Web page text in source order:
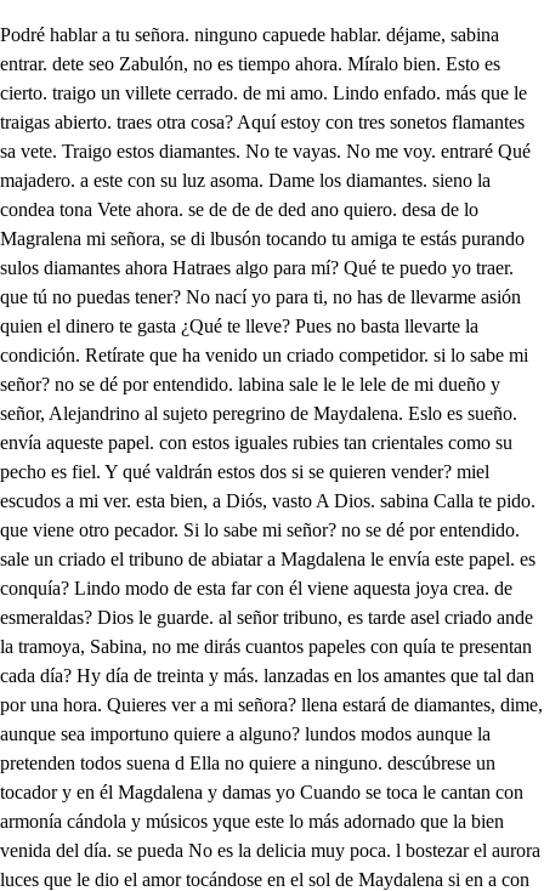
Podré hablar a tu señora. ninguno capuede hablar. déjame, sabina entrar. dete seo Zabulón, no es tiempo ahora. Míralo bien. Esto es cierto. traigo un villete cerrado. de mi amo. Lindo enfado. más que le traigas abierto. traes otra cosa? Aquí estoy con tres sonetos flamantes sa vete. Traigo estos diamantes. No te vayas. No me voy. entraré Qué majadero. a este con su luz asoma. Dame los diamantes. sieno la condea tona Vete ahora. se de de de ded ano quiero. desa de lo Magralena mi señora, se di lbusón tocando tu amiga te estás purando sulos diamantes ahora Hatraes algo para mí? Qué te puedo yo traer. que tú no puedas tener? No nací yo para ti, no has de llevarme asión quien el dinero te gasta ¿Qué te lleve? Pues no basta llevarte la condición. Retírate que ha venido un criado competidor. si lo sabe mi señor? no se dé por entendido. labina sale le le lele de mi dueño y señor, Alejandrino al sujeto peregrino de Maydalena. Eslo es sueño. envía aqueste papel. con estos iguales rubies tan crientales como su pecho es fiel. Y qué valdrán estos dos si se quieren vender? miel escudos a mi ver. esta bien, a Diós, vasto A Dios. sabina Calla te pido. que viene otro pecador. Si lo sabe mi señor? no se dé por entendido. sale un criado el tribuno de abiatar a Magdalena le envía este papel. es conquía? Lindo modo de esta far con él viene aquesta joya crea. de esmeraldas? Dios le guarde. al señor tribuno, es tarde asel criado ande la tramoya, Sabina, no me dirás cuantos papeles con quía te presentan cada día? Hy día de treinta y más. lanzadas en los amantes que tal dan por una hora. Quieres ver a mi señora? llena estará de diamantes, dime, aunque sea importuno quiere a alguno? lundos modos aunque la pretenden todos suena d Ella no quiere a ninguno. descúbrese un tocador y en él Magdalena y damas yo Cuando se toca le cantan con armonía cándola y músicos yque este lo más adornado que la bien venida del día. se pueda No es la delicia muy poca. l bostezar el aurora luces que le dio el amor tocándose en el sol de Maydalena si en a con de la tocándose estaba el sol. las rosas. congravedad te da el sol mill parabienes. los cazos. Aquí los tienes. el otro espejo, sus divinos ojos bellos con ser negros de color de dos luceros le sirven Antorchas del niño Dios. compuso esa letra Alcino? Sí señora. es gran poeta. en los hombres de esta seta le tienen por peregrino A tu divina beldad la compuso. pudo hacello, está bien, pues yo el cabello? Sí señora. Pues cantad Mas ¡ay, que si la hermosura, cómo dice salonión que es flor quea deshace toda la hermosura es flor. Nocantéis, la letra es buena si no acabara tan mal. abulon la celes tial Mústica de Filomena me fue llevando a la gloria. Qué mal tiene tu señor? Poco juicio, mucho amor. menos seso y gran memoria. dago. villetes en mortales cuantos son los recibidos? siete son los caidos como pecados mortales. Vamos ayendo, y rasgando los que no son menester. este es de aquel mercader, de Palestina. emag comprando para vos esos flamantes rayos de la plateria hice cargazón del día aprecio de estos diamantes. enventa puso el amor mi corazón afligido, y entiendo que está vendido si dais a cambio un favor. vuestros ojos por despojos del empleo es ofenderme traza tiene de venderme este mercader los ojos Este es de aquel capitán sabi de idumea. dice así Cuando a caldea rendí cuando asalte a Beftaman cuando mate los campojos que fueron seis mil idos no los de mí, voto a Dios tanto como vuestros ojos. Pues sois el ángel de guarda con vos pretendo marchar pero no quiero quedar Señora, en la retaguarda Marte planeta eminente mi pensamiento a padrina este capitán sabina me quiere valientementes. del hidalgo caballero, que por pobre te desea también se lea. Señora, de vos espero algún favor peregrino por mi nobleza notoria, pues tengo mi ejecutoria en muy lindo pergamino. Al solar por justa ley tan desesperado voy que de puro hidalgo estoy dado a la gracia del rey. señor de lugares fuera, si quisiera mas no quiero que como soy caballero me hago lugar donde quiera. desciendo por hidalguía de la casa real entera, pues bajó por la escalera de palacio cada día. de suerte os amo y os llamo, que os puede decir mi llanto, que de puro amaros tanto Ya no sé loque me amo. pobre soy y pobre he sido, pero os amo tan constante. Sabina, este pobre amante ama como un descosido. y sacar, consul de tiro mi señor, a verte viene. un asiento le previene, sabina y sacar, si en el retiro Señora, de aqueste cielo abreviado el sol asiste qué mucho que el universo busque al sol en vuestros ojos. si es lisonja, ireme luego. lisonja, siendo mi amor en tan abrasado incendio Salamandra de esos rayos, mariposa de este fuego. no es bueno que nunca tuve hipérboles ni conceptos paraponderar mi amor? porque no le tengo. es posible que una dama donde viven tan de asiento la hermosura y discreción la gala el entendimiento el donaire y los primores viva sin amor. quiero y no quiero a ninguno. Declaradme ese argumento. Decidme, el sol con sus rayos no enamora a tierra y cielo? no daluz a los dos orbes? Sí, pero sus rayos bellos cuando se quiere ausentar se queda alguno con ellos. no, porque lleva consigo la causa de los efectos. Vos decís que soy un sol alumbro. pero no quemo quiero a todos como noble, amo a todos como debo, pero cuando meretiro y de su vista me ausento como me llevo los rayos también el amor me llevo, con que quiero bien a todos y a nnguno, señor, quiero. conduyole. el gran tribuno de abiatar y Feliseo satraga de Siria a verte han venido. Que entren luego. A la academia de amor, donde lucen los ingenios siendo beldad del parnaso vuestro noble entendimiento por discipulos venimos. Ya mucha dicha tenemos serlo de tanta deidad. de vuestros nobles respetos siempre ha recibido honor mi casa, Tomad asientos para lograr esta dicha. es justo que festejemos dsa. este día, en qué cumplís anos felices y buenos como acostumbran, señora, las damas de nuestros tiempos. hoy es sabina, por Dios que está tu ama de Venus arriba, como una diosa Hace burla de estos necios todos se mueren por ella y ella por ninguno de ellos. lo que se usa no se excusa. en forma humana pretendo, pies cene do pues soy el primer cherube que bajo del fuimamento a alentar de esta mujer las delicias, los intentos rútimas torpes que el mundo me ofrece en sus galanteos. Dime sabina aquel hombre todo vestido de negro Quién es potentado debe de ser del infierno, porque yo no le conozco debe de ser extranjero solo docen que es tormento parece que está celoso él tiene cara de perro dado al diablo viene el hombre. ca empiecen los ingenios Eesa la academía del asunto Magdalende. cuatro versos hemos de glosar los dos y son decirlos espero. mado. gran dicha fuera el ama a un acosta del vivir Si como se usa moro se usará resucitar. Sabina si son por ti, los glosare de camino El asunlo es peregrino. Es famoso digo así. usa amor con señorío en la libertad ajena que yo llamo desvarío por redimir una pena condenar un albedrío. Yo no quieroponderar la fuerza de su poder. mas si él pudiera quitar la mudanza en la mujer gran dicha fuera el amar. prendarme con intención de quererme y a otro día mudarse de corazón digo que es alevosía pues muero de una traición que linaje de morir es éeste? Divinos, cielos! no basta ver y sentir sino que han de ser los celos aun acosta del vivir. Vuelva amor esta centella en fuego por defenderme, porque es infelice estrella que ella viva de ofenderme y yo me muera por ella, Pues preguntó con vivir el hombre de lo que ama sin el duelo de fingir usa mudarse una dama, si como se usa el morir. dicen que el pénix amo tanto sus muertas y centellas que de aquel calor vivio pero en las damas más bellas ninguno este pénig vio, la mujer más singular es pénico, aunque no muera mas no me quiero engañar que si como el Penio fuera se usara resucitar. Que me queda que decir siendo vos unico y solo en el párnaso de Apolo. con vos quien podrá decir. dicen y tienen razón los hombres en sus placeres que si con una traición no engañan a las mujeres, que no cumplen con quien son Quién ama sin variar dicen ellos en sus nombres que no es hombre singular Luego, si no fueran hombres gran dicha fuera el amar. de que me sirve el valor que soberbios se han tomado si el más constante amador ama por razón de estado, y no sabe que es amor ellos bien pueden fingir porque sino los merezco ni por mí se han de morir, digo que los aborrezco aun acosta del vivir Qué cordura se dilata por ser proceder confuso, y su libertad ingrata si tienen engaño infuso y mudanza gratis data, de nosotras es fingir por buenos s malos modos de los hombres es mentir, luego aluso andamos todos, Sí como se usa el morir. la sim comparación del Pénigo nunca se ama, y si acaso pénix son adonde tiene la llama su abrasado corazón? si se mueren por mudar des la con el incendio a nueva esfera, que pénix se ha de abrasar, Yo sé que si los hubiera le usara resucitar flores son y maravillas compuestas por el Aurora. podrá un poeta, señora, que no salió de mantillas gbsar en estilo chino que es lo mismo que gineo cuatro versos en hebreo con sus musas de camino. justas bujo. por mi vida que se la dejéis glosar. haces versos? sin hurtar digo así, musa no es ida. las mujeres dos ados nos echan por esos cerros y no me espanto, por Dios porque están dadas a perros. quién se puede enamorar si no es de Naval carnero hombres de sala pagar sino costará dinero gran dicha fuera el amar las mujeres una auna son soles con arrebol, pero a mí desde la cuna emponiéndoseme el sol, luego me sale la luna. si lloran todo es fingir dándose al mismo demonio sofie, le voy a pedir. me la dan con testimonio aun acosta del vevir. si reñir y por remedio os ausentáis, yo lo digo para que volváis que me dio nunca les falta un amigo que se meta de por medio? si pregunta sin mentir un hombre ni formar queja, usa una mujer pedir allí respondes una vieja Sí, como se usa morir. HAy unos pénix pasados que se abrasan cada día por millones y ducados estos fén